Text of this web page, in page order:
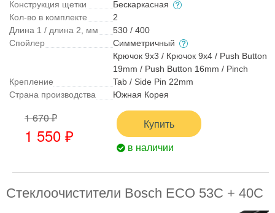
Конструкция щетки
Бескаркасная
Кол-во в комплекте
2
Длина 1 / длина 2, мм
530 / 400
Спойлер
Симметричный
Крепление
Крючок 9x3 / Крючок 9x4 / Push Button
19mm / Push Button 16mm / Pinch
Tab / Side Pin 22mm
Страна производства
Южная Корея
1 670 ₽
1 550 ₽
Купить
в наличии
Стеклоочистители Bosch ECO 53C + 40C